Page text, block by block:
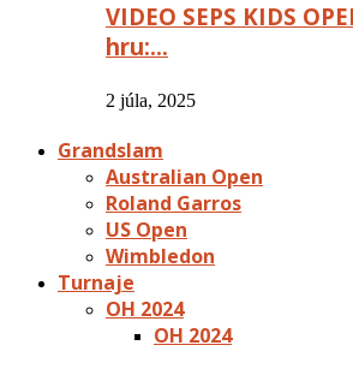
VIDEO SEPS KIDS
hru:…
2 júla, 2025
Grandslam
Australian Open
Roland Garros
US Open
Wimbledon
Turnaje
OH 2024
OH 2024